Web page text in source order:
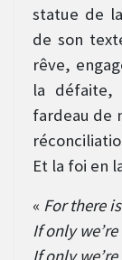
statue de
de son
rêve,
la défaite,
fardeau de
Et la foi en
« For there
If only